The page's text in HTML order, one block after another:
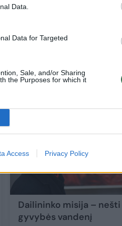
Data.
Data for Targeted
Sale, and/or Sharing
the Purposes for which it
Access Privacy Policy
realių vietų vaizdai tarsi
11-29
Dailininko misija – nešti
gyvybės vandenį